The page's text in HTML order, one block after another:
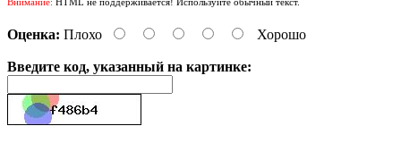
Оценка: Плохо Хорошо
Введите код, указанный на картинке: